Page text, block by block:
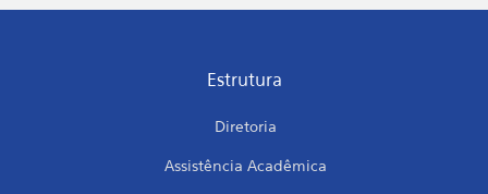
Estrutura
Diretoria
Assistência Acadêmica